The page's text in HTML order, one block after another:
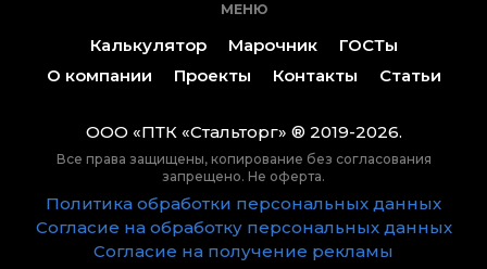
МЕНЮ
Калькулятор Марочник
ГОСТы
О компании
Проекты Контакты Статьи
ООО «ПТК «Стальторг» ® 2019-2026.
Все права защищены, копирование без согласования
запрещено. Не оферта.
Политика обработки персональных данных
Согласие на обработку персональных данных
Согласие на получение рекламы